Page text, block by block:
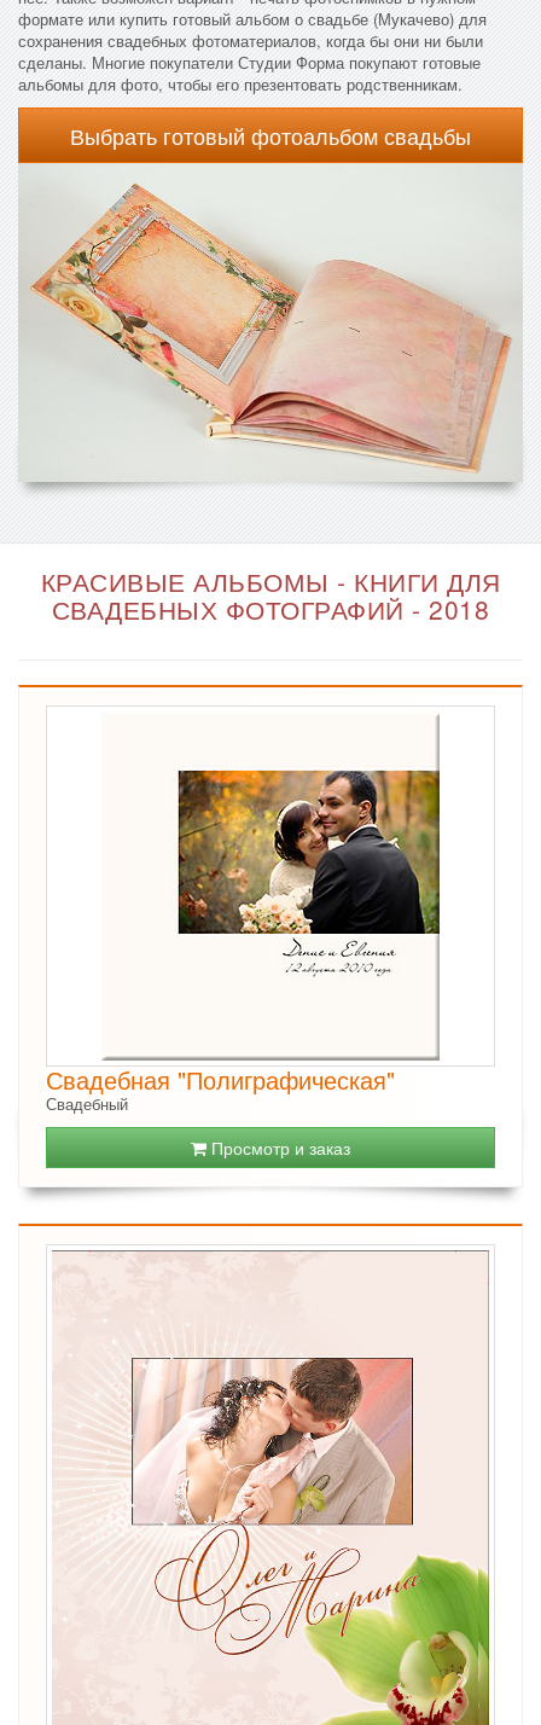
формате или купить готовый альбом о свадьбе (Мукачево) для
сохранения свадебных фотоматериалов, когда бы они ни были
сделаны. Многие покупатели Студии Форма покупают готовые
альбомы для фото, чтобы его презентовать родственникам.
Выбрать готовый фотоальбом свадьбы
КРАСИВЫЕ АЛЬБОМЫ - КНИГИ ДЛЯ
СВАДЕБНЫХ ФОТОГРАФИЙ - 2018
Свадебная "Полиграфическая"
Свадебный
Просмотр и заказ